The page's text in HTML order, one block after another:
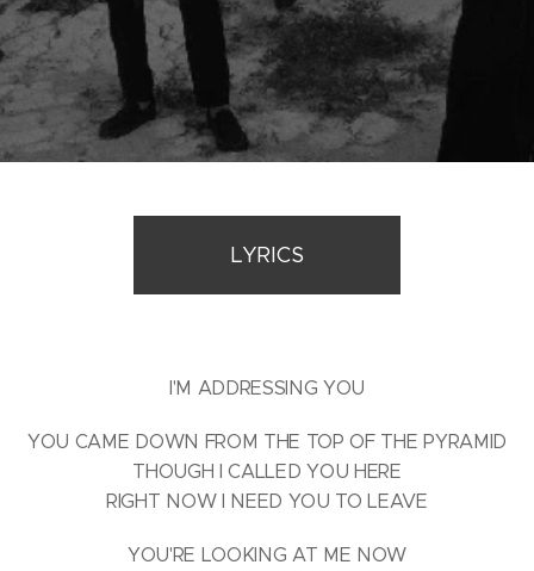
LYRICS
I'M ADDRESSING YOU
YOU CAME DOWN FROM THE TOP OF THE PYRAMID
THOUGH I CALLED YOU HERE
RIGHT NOW I NEED YOU TO LEAVE
YOU'RE LOOKING AT ME NOW